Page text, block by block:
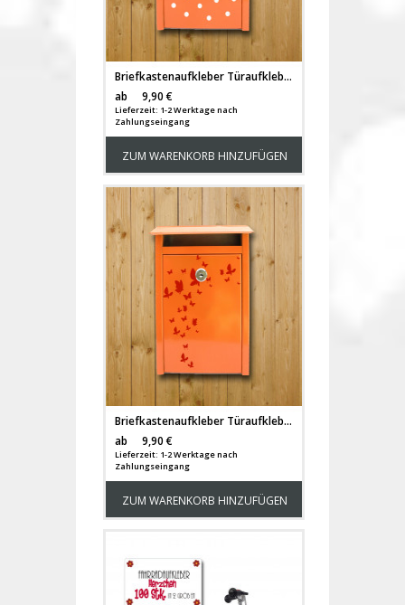
Briefkastenaufkleber Türaufkleber Familienname mit Punkten M1066
ab
9,90 €
Lieferzeit: 1-2 Werktage nach
Zahlungseingang
ZUM WARENKORB HINZUFÜGEN
Briefkastenaufkleber Türaufkleber Schmetterlinge Schwarm M1067
ab
9,90 €
Lieferzeit: 1-2 Werktage nach
Zahlungseingang
ZUM WARENKORB HINZUFÜGEN